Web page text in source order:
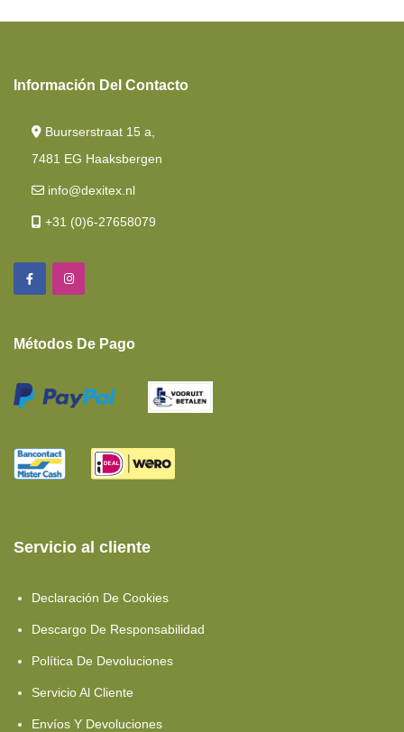
Información Del Contacto
Buurserstraat 15 a,
7481 EG Haaksbergen
info@dexitex.nl
+31 (0)6-27658079
Métodos De Pago
Servicio al cliente
Declaración De Cookies
Descargo De Responsabilidad
Política De Devoluciones
Servicio Al Cliente
Envíos Y Devoluciones